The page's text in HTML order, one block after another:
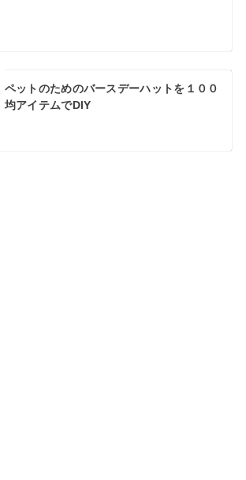
ペットのためのバースデーハットを１００
均アイテムでDIY